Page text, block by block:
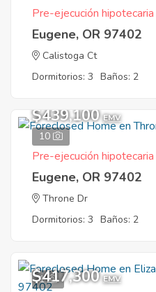
Pre-ejecución hipotecaria
Eugene, OR 97402
Calistoga Ct
Dormitorios: 3 Baños: 2
10
$439,100 EMV
Pre-ejecución hipotecaria
Eugene, OR 97402
Throne Dr
Dormitorios: 3 Baños: 2
1
$417,300 EMV